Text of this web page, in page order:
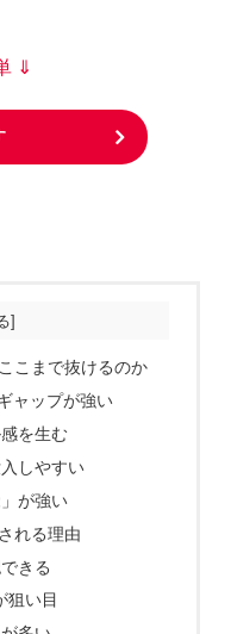
⇓
こまで抜けるのか
ャップが強い
を生む
しやすい
が強い
れる理由
きる
狙い目